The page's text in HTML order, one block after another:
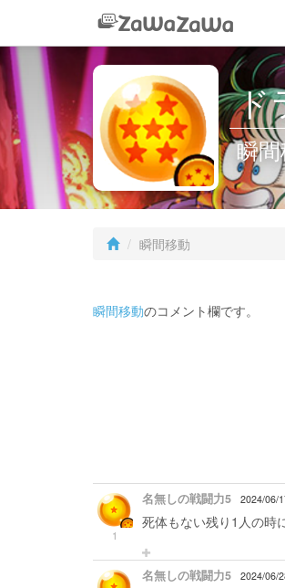
ド
瞬
瞬間移動
瞬間移動のコメント欄です。
1
名無しの戦闘力5 2024/06/
死体もない残り1人の時
名無しの戦闘力5 2024/06/